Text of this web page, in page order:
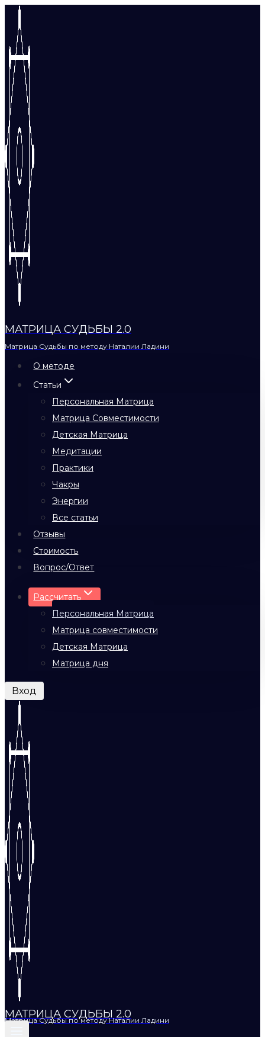
Перейти
содержимому
МАТРИЦА СУДЬБЫ 2.0
Матрица Судьбы по методу Наталии Ладини
О методе
Статьи
Персональная Матрица
Матрица Совместимости
Детская Матрица
Медитации
Практики
Чакры
Энергии
Все статьи
Отзывы
Стоимость
Вопрос/Ответ
Рассчитать
Персональная Матрица
Матрица совместимости
Детская Матрица
Матрица дня
Вход
МАТРИЦА СУДЬБЫ 2.0
Матрица Судьбы по методу Наталии Ладини